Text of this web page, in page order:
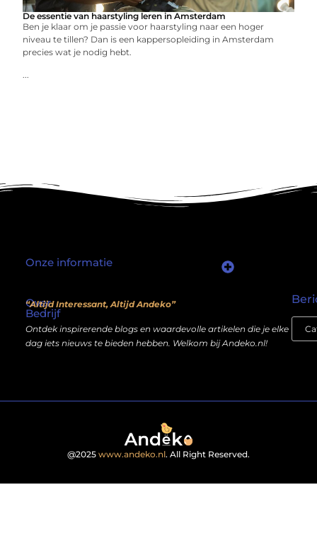
De essentie van haarstyling leren in Amsterdam
Ben je klaar om je passie voor haarstyling naar een hoger
niveau te tillen? Dan is een kappersopleiding in Amsterdam
precies wat je nodig hebt.
...
Over
Bedrijf
“Altijd Interessant, Altijd Andeko”
Ontdek inspirerende blogs en waardevolle artikelen die je elke
dag iets nieuws te bieden hebben. Welkom bij Andeko.nl!
Onze informatie
@2025 www.andeko.nl. All Right Reserved.